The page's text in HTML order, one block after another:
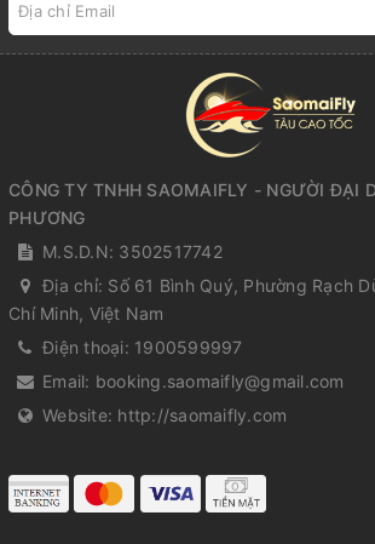
CÔNG TY TNHH SAOMAIFLY - NGƯỜI ĐẠI
PHƯƠNG
M.S.D.N: 3502517742
Địa chỉ: Số 61 Bình Quý, Phường Rạch
Chí Minh, Việt Nam
Điện thoại: 1900599997
Email: booking.saomaifly@gmail.com
Website: http://saomaifly.com